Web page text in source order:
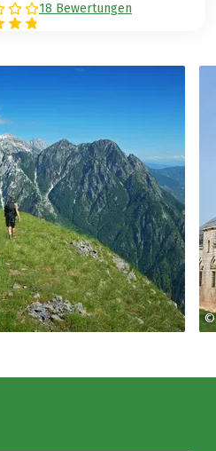
18 Bewertungen
©